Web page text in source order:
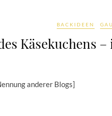
BACKIDEEN
Käsekuchens
anderer Blogs]